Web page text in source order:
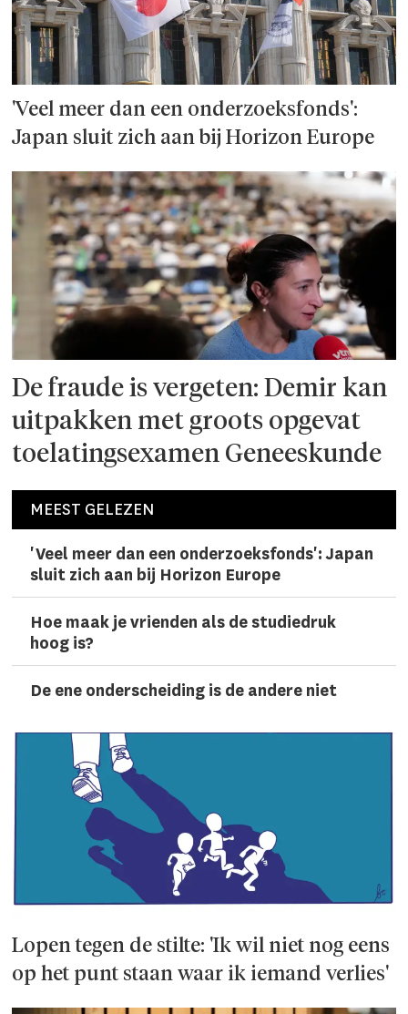
'Veel meer dan een onderzoeks­fonds':
Japan sluit zich aan bij Horizon Europe
De fraude is vergeten: Demir kan
uitpakken met groots opgevat
toelatingsexamen Geneeskunde
MEEST GELEZEN
'Veel meer dan een onderzoeks­fonds': Japan
sluit zich aan bij Horizon Europe
Hoe maak je vrienden als de studiedruk
hoog is?
De ene onderscheiding is de andere niet
Lopen tegen de stilte: 'Ik wil niet nog eens
op het punt staan waar ik iemand verlies'